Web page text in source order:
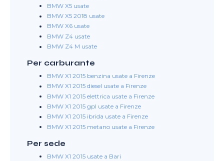
BMW X5 usate
BMW X5 2018 usate
BMW X6 usate
BMW Z4 usate
BMW Z4 M usate
Per carburante
BMW X1 2015 benzina usate a Firenze
BMW X1 2015 diesel usate a Firenze
BMW X1 2015 elettrica usate a Firenze
BMW X1 2015 gpl usate a Firenze
BMW X1 2015 ibrida usate a Firenze
BMW X1 2015 metano usate a Firenze
Per sede
BMW X1 2015 usate a Bari